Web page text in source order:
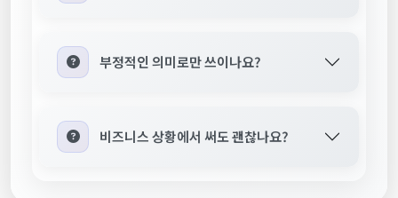
부정적인 의미로만 쓰이나요?
비즈니스 상황에서 써도 괜찮나요?